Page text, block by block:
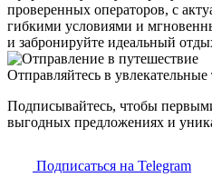
проверенных операторов, с
гибкими условиями и
и забронируйте идеальный
Отправляйтесь в
Подписывайтесь, чтобы
выгодных предложениях и
Подписаться на Telegram